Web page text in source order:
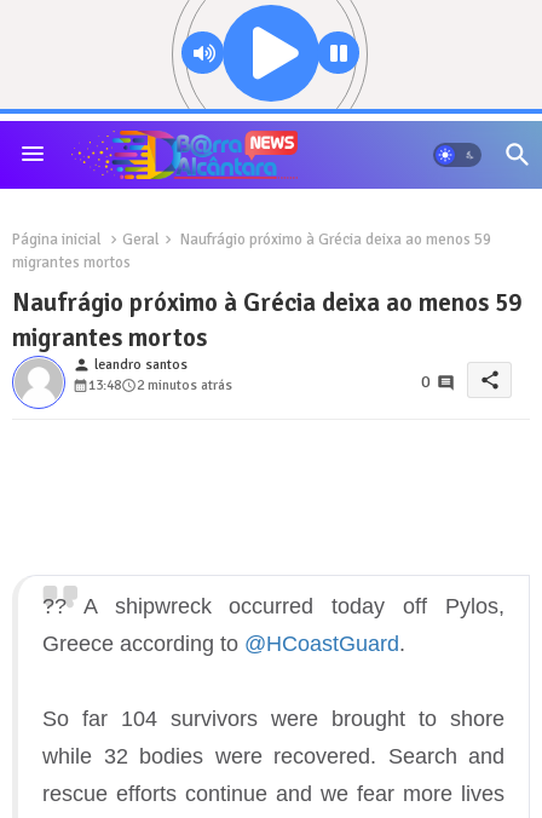
Página inicial Geral
Naufrágio próximo à Grécia deixa ao menos 59
migrantes mortos
Naufrágio próximo à Grécia deixa ao menos 59
migrantes mortos
person leandro santos
13:48
2 minutos atrás 0 share
?? A shipwreck occurred today off Pylos,
Greece according to @HCoastGuard.
So far 104 survivors were brought to shore
while 32 bodies were recovered. Search and
rescue efforts continue and we fear more lives